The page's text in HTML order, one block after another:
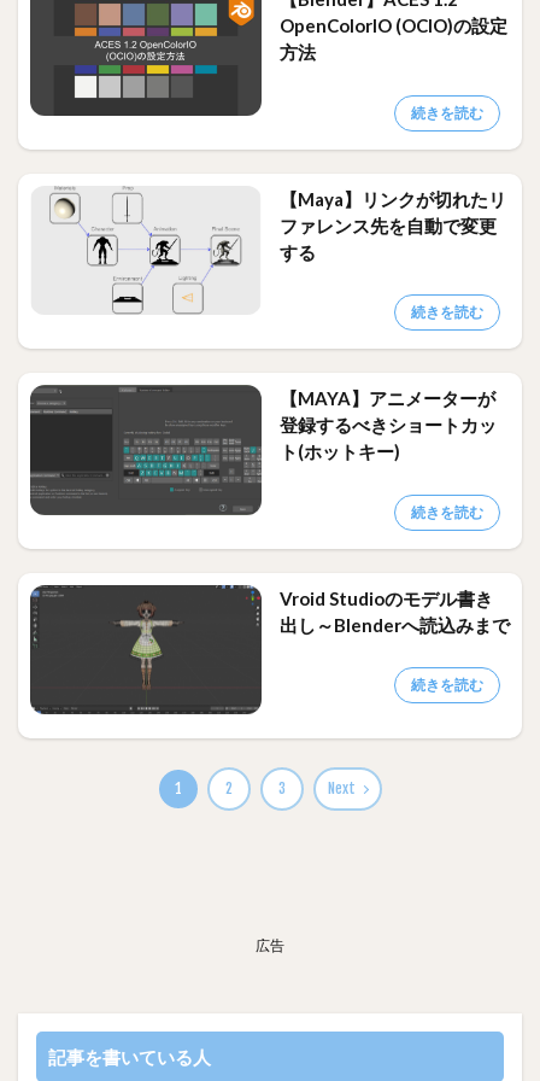
OpenColorIO (OCIO)の設定
方法
続きを読む
【Maya】リンクが切れたリ
ファレンス先を自動で変更
する
続きを読む
【MAYA】アニメーターが
登録するべきショートカッ
ト(ホットキー)
続きを読む
Vroid Studioのモデル書き
出し～Blenderへ読込みまで
続きを読む
1 2 3 Next
広告
記事を書いている人